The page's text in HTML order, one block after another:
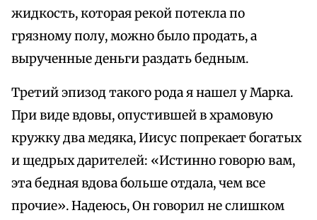
жидкость, которая рекой потекла по
грязному полу, можно было продать, а
вырученные деньги раздать бедным.
Третий эпизод такого рода я нашел у Марка.
При виде вдовы, опустившей в храмовую
кружку два медяка, Иисус попрекает богатых
и щедрых дарителей: «Истинно говорю вам,
эта бедная вдова больше отдала, чем все
прочие». Надеюсь, Он говорил не слишком